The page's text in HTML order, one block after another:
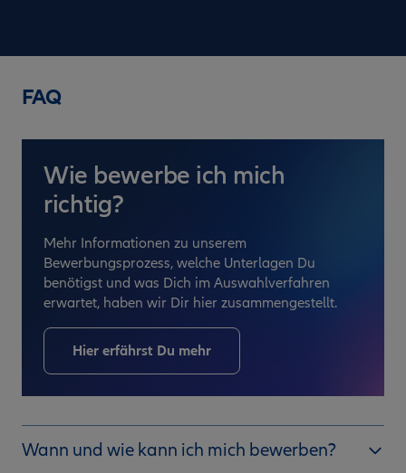
FAQ
Wie bewerbe ich mich
richtig?
Mehr Informationen zu unserem
Bewerbungsprozess, welche Unterlagen Du
benötigst und was Dich im Auswahlverfahren
erwartet, haben wir Dir hier zusammengestellt.
Hier erfährst Du mehr
Wann und wie kann ich mich bewerben?